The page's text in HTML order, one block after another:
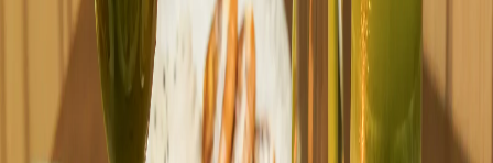
Perles du matin
Tapioca cuit chaque jour au comptoir. Texture moelleuse-elastique
typique.